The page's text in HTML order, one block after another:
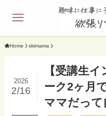
Home skimama
【受講生
ーク2ヶ月
ママだって
2026
2/16